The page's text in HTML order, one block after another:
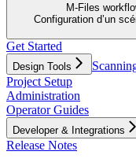
M-Files
Configuration d’un
Get Started
Design Tools
Project Setup
Administration
Operator Guides
Developer & Integrations
Release Notes